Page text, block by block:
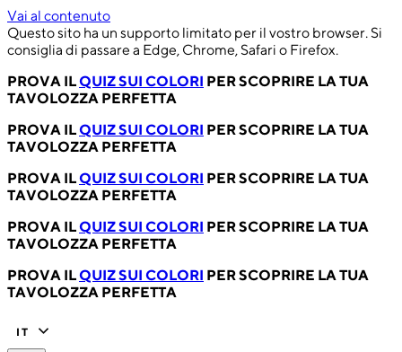
Vai al contenuto
Questo sito ha un supporto limitato per il vostro browser. Si
consiglia di passare a Edge, Chrome, Safari o Firefox.
PROVA ILQUIZ SUI COLORI PER SCOPRIRE LA TUA
TAVOLOZZA PERFETTA
PROVA ILQUIZ SUI COLORI PER SCOPRIRE LA TUA
TAVOLOZZA PERFETTA
PROVA ILQUIZ SUI COLORI PER SCOPRIRE LA TUA
TAVOLOZZA PERFETTA
PROVA ILQUIZ SUI COLORI PER SCOPRIRE LA TUA
TAVOLOZZA PERFETTA
PROVA ILQUIZ SUI COLORI PER SCOPRIRE LA TUA
TAVOLOZZA PERFETTA
IT